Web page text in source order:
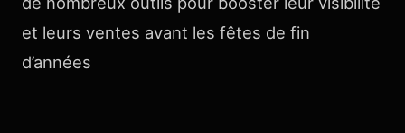
et leurs ventes avant les fêtes de fin
d’années